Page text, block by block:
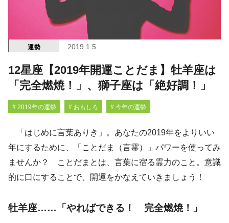
運勢 2019.1.5
12星座【2019年開運ことだま】牡羊座は
「完全燃焼！」、獅子座は「絶好調！」
# 2019年の運勢 # おもしろ # 今年の運勢
「はじめに言葉ありき」。あなたの2019年をよりいい
年にするために、「ことだま（言霊）」パワーを使ってみ
ませんか？ ことだまとは、言葉に宿る霊力のこと。意識
的に口にすることで、開運をかなえていきましょう！
牡羊座……「やればできる！ 完全燃焼！」